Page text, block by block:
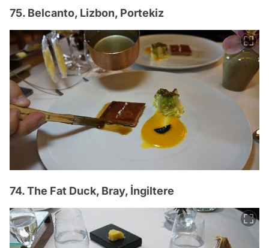
75. Belcanto, Lizbon, Portekiz
74. The Fat Duck, Bray, İngiltere